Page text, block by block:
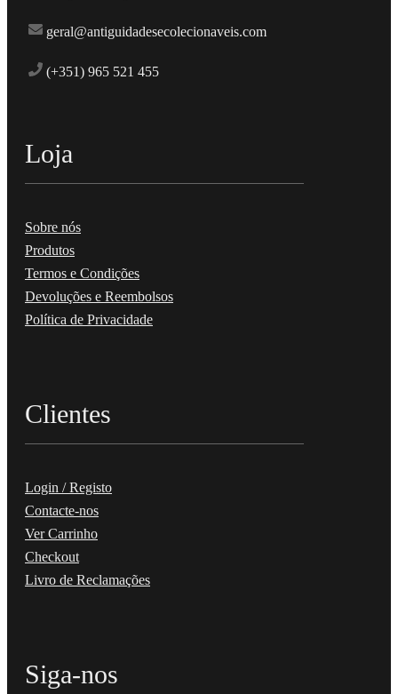
geral@antiguidadesecolecionaveis.com
(+351) 965 521 455
Loja
Sobre nós
Produtos
Termos e Condições
Devoluções e Reembolsos
Política de Privacidade
Clientes
Login / Registo
Contacte-nos
Ver Carrinho
Checkout
Livro de Reclamações
Siga-nos